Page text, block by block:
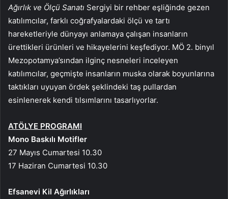
Ağırlık ve Ölçü Sanatı Sergiyi bir rehber eşliğinde gezen
katılımcılar, farklı coğrafyalardaki ölçü ve tartı
hareketleriyle dünyayı anlamaya çalışan insanların
ürettikleri ürünleri ve hikayelerini keşfediyor. MÖ 2. binyıl
Mezopotamya’sından ilginç nesneleri inceleyen
katılımcılar, geçmişte insanların muska olarak boyunlarına
taktıkları uyuyan ördek şeklindeki taş pullardan
esinlenerek kendi tılsımlarını tasarlıyorlar.
ATÖLYE PROGRAMI
Mono Baskılı Motifler
27 Mayıs Cumartesi 10.30
17 Haziran Cumartesi 10.30
Efsanevi Kil Ağırlıkları